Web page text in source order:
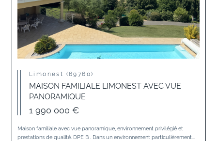
Limonest (69760)
MAISON FAMILIALE LIMONEST AVEC VUE
PANORAMIQUE
1 990 000 €
Maison familiale avec vue panoramique, environnement privilégié et
prestations de qualité. DPE B . Dans un environnement particulièrement...